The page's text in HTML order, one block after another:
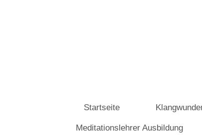
Startseite
Meditationslehrer Ausbildung